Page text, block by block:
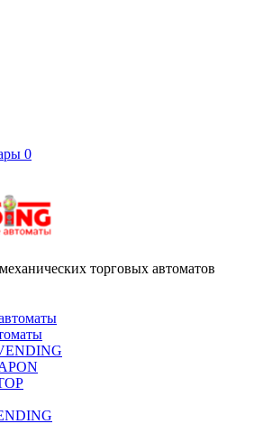
0
торговых автоматов